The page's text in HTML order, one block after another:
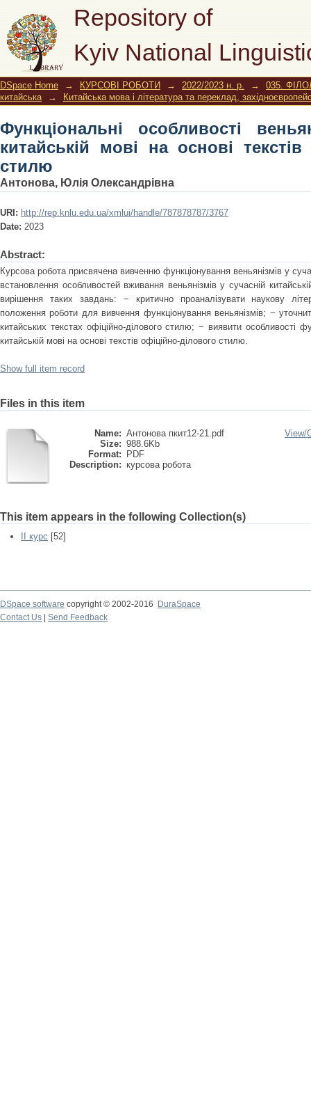
Repository of
Kyiv National
Функціональні особливості
текстів офіційно-ділового стилю
DSpace Home → КУРСОВІ РОБОТИ → 2022/2023 н. р. →
035.
китайська
→ Китайська мова і література та переклад,
Функціональні особливості
китайській мові на основі текстів
стилю
Антонова, Юлія Олександрівна
URI: http://rep.knlu.edu.ua/xmlui/handle/787878787/3767
Date: 2023
Abstract:
Курсова робота присвячена вивченню функціонування веньянізмів у
встановлення особливостей вживання веньянізмів у сучасній
вирішення таких завдань: − критично проаналізувати наукову
положення роботи для вивчення функціонування веньянізмів; −
китайських текстах офіційно-ділового стилю; − виявити особливості
китайській мові на основі текстів офіційно-ділового стилю.
Show full item record
Files in this item
Name: Антонова пкит12-21.pdf
Size: 988.6Kb
Format:
PDF
Description: курсова робота
View/
This item appears in the following Collection(s)
II курс [52]
DSpace software copyright © 2002-2016
DuraSpace
Contact Us
Send Feedback